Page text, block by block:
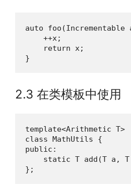
auto
    ++x;
    return x;
}
2.3 在类模板中使用
template<Arithmetic T>
class MathUtils {
public:
static T add(T a, T
};